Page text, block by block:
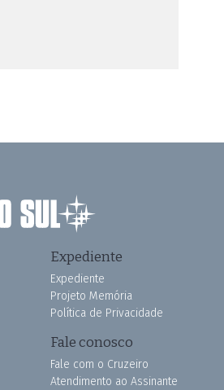
Expediente
Expediente
Projeto Memória
Política de Privacidade
Fale conosco
Fale com o Cruzeiro
Atendimento ao Assinante